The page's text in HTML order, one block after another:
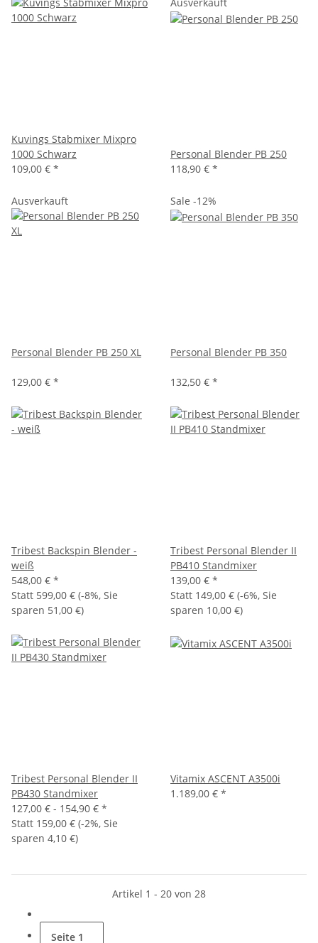
Kuvings Stabmixer Mixpro
1000 Schwarz
109,00 € *
Personal Blender PB 250
118,90 € *
Ausverkauft
Personal Blender PB 250 XL
129,00 € *
Sale -12%
Personal Blender PB 350
132,50 € *
Tribest Backspin Blender -
weiß
548,00 € *
Statt 599,00 € (-8%, Sie
sparen 51,00 €)
Tribest Personal Blender II
PB410 Standmixer
139,00 € *
Statt 149,00 € (-6%, Sie
sparen 10,00 €)
Tribest Personal Blender II
PB430 Standmixer
127,00 € - 154,90 € *
Statt 159,00 € (-2%, Sie
sparen 4,10 €)
Vitamix ASCENT A3500i
1.189,00 € *
Artikel 1 - 20 von 28
Seite 1